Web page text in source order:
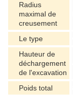
Radius
maximal de
creusement
Le type
Hauteur de
déchargement
de l'excavation
Poids total